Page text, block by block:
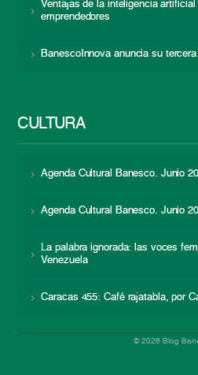
Ventajas de la inteligencia artificial
emprendedores
BanescoInnova anuncia su
CULTURA
Agenda Cultural Banesco. Junio
Agenda Cultural Banesco. Junio
La palabra ignorada: las voces
Venezuela
Caracas 455: Café rajatabla, por
© 2026 Blog